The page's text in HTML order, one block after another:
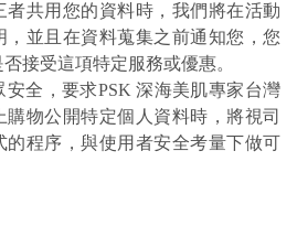
者共用您的資料時，我們將在活動
，並且在資料蒐集之前通知您，您
接受這項特定服務或優惠。
安全，要求PSK 深海美肌專家台灣
購物公開特定個人資料時，將視司
的程序，與使用者安全考量下做可